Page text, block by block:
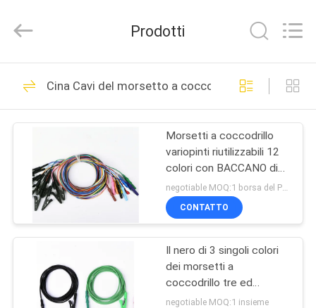
CASA
PRODOTTI
CIRCA
NOI
GIRO
FABBRICA
Electronics
Co.,Ltd..
Reserved.
Elettrodo
concentrico dell'ago
12
Elettrodi dell'ago di
EMG
17
Prodotti
Cina Cavi del morsetto a coccodrillo
Morsetti a coccodrillo
variopinti riutilizzabili 12
colori con BACCANO di
Pin di norma 1
negotiable MOQ:1 borsa del PVC
CONTATTO
Il nero di 3 singoli colori
dei morsetti a
coccodrillo tre ed
insieme rossi riutilizzabili
negotiable MOQ:1 insieme